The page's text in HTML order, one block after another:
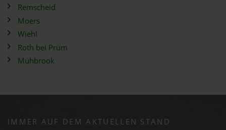
Remscheid
Moers
Wiehl
Roth bei Prüm
Mühbrook
IMMER AUF DEM AKTUELLEN STAND